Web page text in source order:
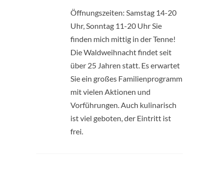
Öffnungszeiten: Samstag 14-20
Uhr, Sonntag 11-20 Uhr Sie
finden mich mittig in der Tenne!
Die Waldweihnacht findet seit
über 25 Jahren statt. Es erwartet
Sie ein großes Familienprogramm
mit vielen Aktionen und
Vorführungen. Auch kulinarisch
ist viel geboten, der Eintritt ist
frei.